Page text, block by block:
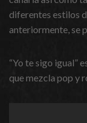
diferentes estilos
anteriormente, se
“Yo te sigo igual”
que mezcla pop y